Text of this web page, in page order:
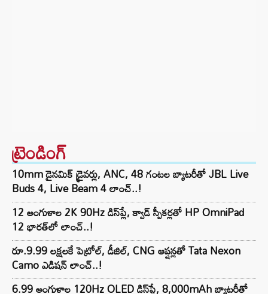
ట్రెండింగ్‌
10mm డైనమిక్ డ్రైవర్లు, ANC, 48 గంటల బ్యాటరీతో JBL Live
Buds 4, Live Beam 4 లాంచ్..!
12 అంగుళాల 2K 90Hz డిస్‌ప్లే, క్వాడ్ స్పీకర్లతో HP OmniPad
12 భారత్‌లో లాంచ్..!
రూ.9.99 లక్షలకే పెట్రోల్, డీజిల్, CNG ఆప్షన్లతో Tata Nexon
Camo ఎడిషన్ లాంచ్..!
6.99 అంగుళాల 120Hz OLED డిస్‌ప్లే, 8,000mAh బ్యాటరీతో